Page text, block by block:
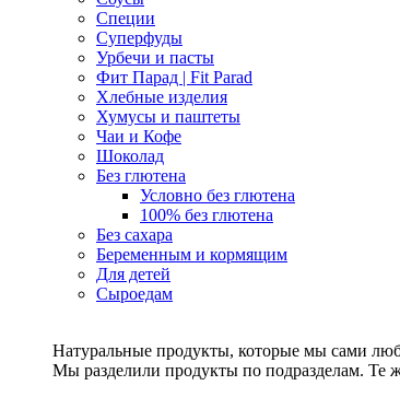
Специи
Суперфуды
Урбечи и пасты
Фит Парад | Fit Parad
Хлебные изделия
Хумусы и паштеты
Чаи и Кофе
Шоколад
Без глютена
Условно без глютена
100% без глютена
Без сахара
Беременным и кормящим
Для детей
Сыроедам
Натуральные продукты, которые мы сами
Мы разделили продукты по подразделам. Те